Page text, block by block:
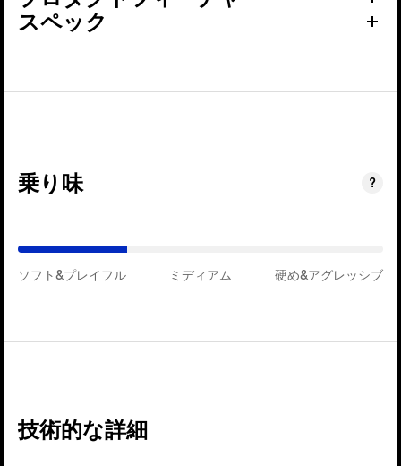
スペック
乗り味
ア
ム)
?
ソフト&プレイフル ミディアム 硬め&アグレッシブ
技術的な詳細